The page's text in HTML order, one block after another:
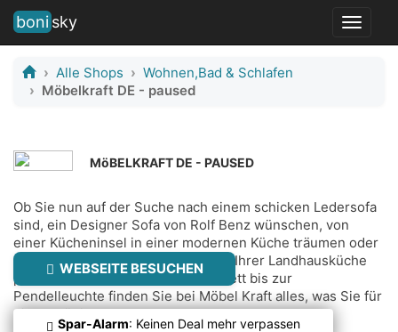
Toggle
bonisky
Alle Shops
Wohnen,Bad & Schlafen
Möbelkraft DE - paused
MöBELKRAFT DE - PAUSED
Ob Sie nun auf der Suche nach einem schicken Ledersofa
sind, ein Designer Sofa von Rolf Benz wünschen, von
einer Kücheninsel in einer modernen Küche träumen oder
eine gemütliche Eckbankgruppe in Ihrer Landhausküche
platzieren möchten - vom Kinderbett bis zur
Pendelleuchte finden Sie bei Möbel Kraft alles, was Sie für
ein gemütliches Zuhause brauchen.
WEBSEITE BESUCHEN
Spar-Alarm: Keinen Deal mehr verpassen